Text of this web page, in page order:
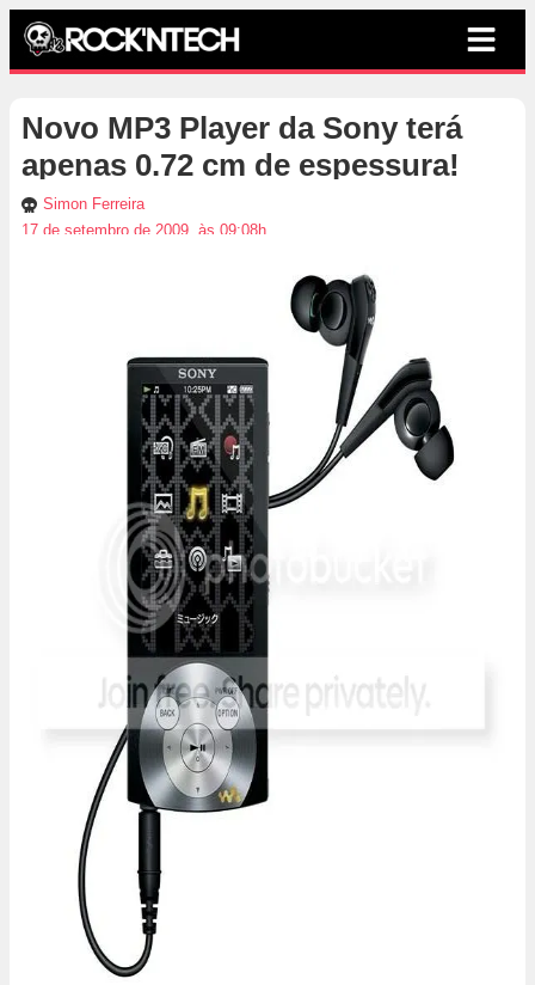
Novo MP3 Player da Sony terá
apenas 0.72 cm de espessura!
Simon Ferreira
17 de setembro de 2009, às 09:08h